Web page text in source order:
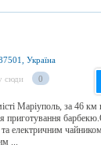
Україна
сюди 0
Маріуполь, за 46 км
приготування
електричним
...